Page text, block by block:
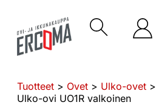
Tuotteet > Ovet > Ulko-ovet >
Ulko-ovi UO1R valkoinen